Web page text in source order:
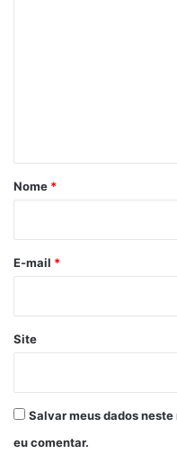
r
*
Nome *
E-mail *
Site
Salvar meus dados
eu comentar.